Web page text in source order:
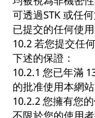
可透過STK 或任
已提交的任何使用
10.2 若您提交任
下述的保證：
10.2.1 您已年滿
的批准使用本網站
10.2.2 您擁有您